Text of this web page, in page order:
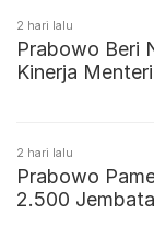
2 hari lalu
Prabowo Beri
Kinerja
2 hari lalu
Prabowo
2.500